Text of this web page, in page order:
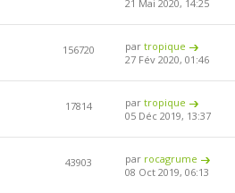
21 Mai 2020, 14:25
156720 partropique
27 Fév 2020, 01:46
17814 partropique
05 Déc 2019, 13:37
43903 par rocagrume
08 Oct 2019, 06:13